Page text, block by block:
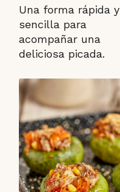
Una forma rápida y
sencilla para
acompañar una
deliciosa picada.